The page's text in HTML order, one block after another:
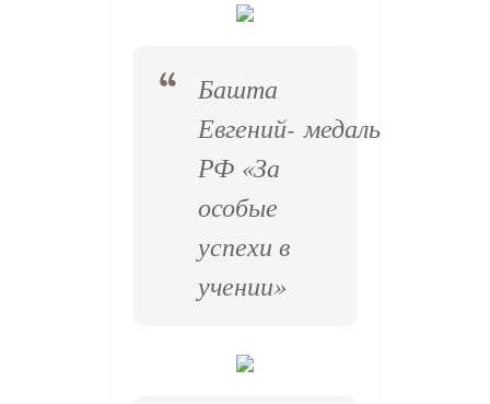
Башта
Евгений- медаль
РФ «За
особые
успехи в
учении»